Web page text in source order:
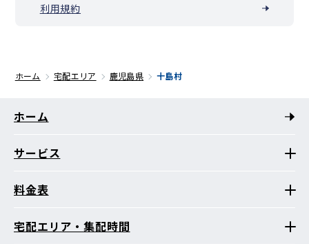
利用規約
ホーム 宅配エリア 鹿児島県 十島村
ホーム
サービス
料金表
宅配エリア・集配時間